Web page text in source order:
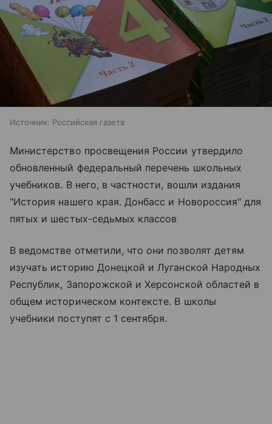
Источник: Российская газета
Министерство просвещения России утвердило
обновленный федеральный перечень школьных
учебников. В него, в частности, вошли издания
"История нашего края. Донбасс и Новороссия" для
пятых и шестых-седьмых классов
В ведомстве отметили, что они позволят детям
изучать историю Донецкой и Луганской Народных
Республик, Запорожской и Херсонской областей в
общем историческом контексте. В школы
учебники поступят с 1 сентября.